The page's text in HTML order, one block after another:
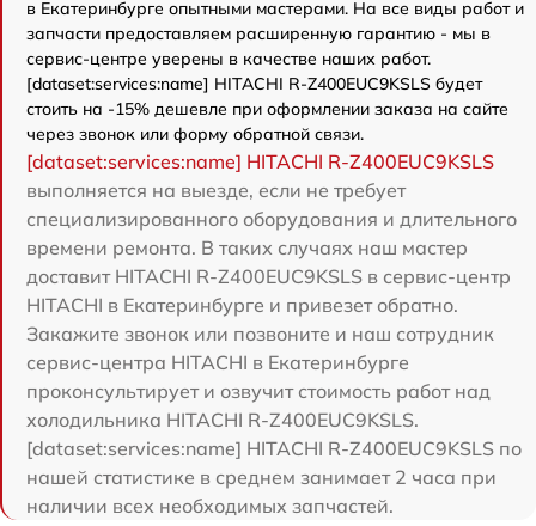
в Екатеринбурге опытными мастерами. На все виды работ и
запчасти предоставляем расширенную гарантию - мы в
сервис-центре уверены в качестве наших работ.
[dataset:services:name] HITACHI R-Z400EUC9KSLS будет
стоить на -15% дешевле при оформлении заказа на сайте
через звонок или форму обратной связи.
[dataset:services:name] HITACHI R-Z400EUC9KSLS
выполняется на выезде, если не требует
специализированного оборудования и длительного
времени ремонта. В таких случаях наш мастер
доставит HITACHI R-Z400EUC9KSLS в сервис-центр
HITACHI в Екатеринбурге и привезет обратно.
Закажите звонок или позвоните и наш сотрудник
сервис-центра HITACHI в Екатеринбурге
проконсультирует и озвучит стоимость работ над
холодильника HITACHI R-Z400EUC9KSLS.
[dataset:services:name] HITACHI R-Z400EUC9KSLS по
нашей статистике в среднем занимает 2 часа при
наличии всех необходимых запчастей.